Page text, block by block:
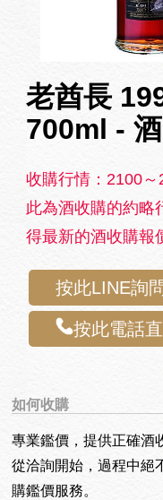
老酋長
700ml -
收購行情：2100～
此為酒收購的約略
得最新的酒收購報
按此LINE詢
按此電話
如何收購
專業鑑價，提供正確酒
從洽詢開始，過程中絕
購鑑價服務。